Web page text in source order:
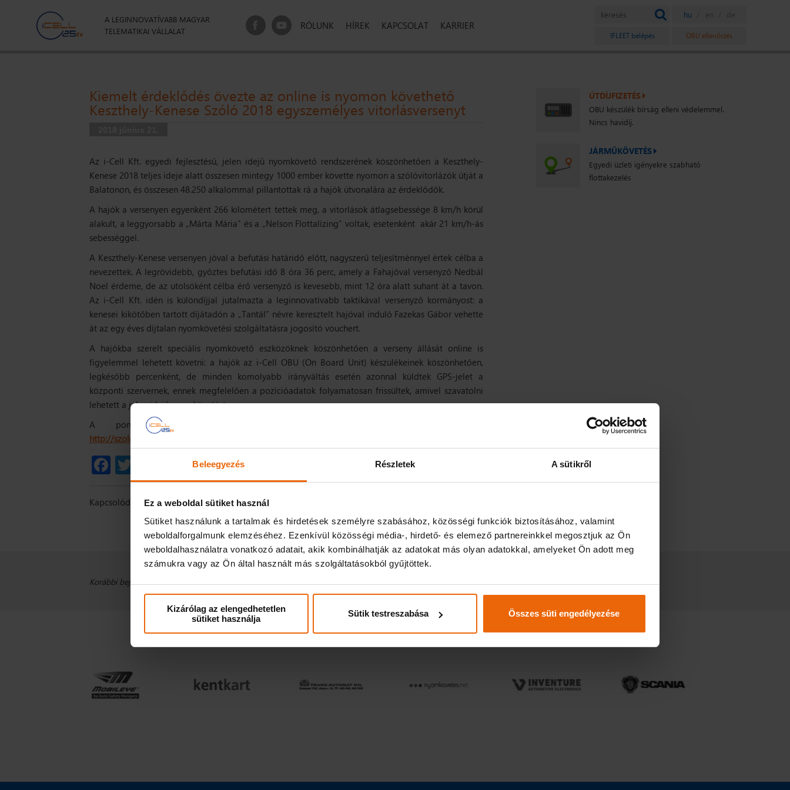
Beleegyezés Részletek A sütikről
Ez a weboldal sütiket használ
Sütiket használunk a tartalmak és hirdetések személyre szabásához, közösségi funkciók biztosításához, valamint
weboldalforgalmunk elemzéséhez. Ezenkívül közösségi média-, hirdető- és elemező partnereinkkel megosztjuk az Ön
weboldalhasználatra vonatkozó adatait, akik kombinálhatják az adatokat más olyan adatokkal, amelyeket Ön adott meg
számukra vagy az Ön által használt más szolgáltatásokból gyűjtöttek.
Kizárólag az elengedhetetlen
sütiket használja
Sütik testreszabása Összes süti engedélyezése
A LEGINNOVATÍVABB MAGYAR
TELEMATIKAI VÁLLALAT
RÓLUNK HÍREK KAPCSOLAT KARRIER
IFLEET belépés OBU ellenőrzés
Kiemelt érdeklődés övezte az online is nyomon követhető
Keszthely-Kenese Szóló 2018 egyszemélyes vitorlásversenyt
Az i-Cell Kft. egyedi fejlesztésű, jelen idejű nyomkövető rendszerének köszönhetően a Keszthely-
Kenese 2018 teljes ideje alatt összesen mintegy 1000 ember követte nyomon a szólóvitorlázók útját a
Balatonon, és összesen 48.250 alkalommal pillantottak rá a hajók útvonalára az érdeklődők.
A hajók a versenyen egyenként 266 kilométert tettek meg, a vitorlások átlagsebessége 8 km/h körül
alakult, a leggyorsabb a „Márta Mária” és a „Nelson Flottalízing” voltak, esetenként akár 21 km/h-ás
sebességgel.
A Keszthely-Kenese versenyen jóval a befutási határidő előtt, nagyszerű teljesítménnyel értek célba a
nevezettek. A legrövidebb, győztes befutási idő 8 óra 36 perc, amely a Fahajóval versenyző Nedbál
Noel érdeme, de az utolsóként célba érő versenyző is kevesebb, mint 12 óra alatt suhant át a tavon.
Az i-Cell Kft. idén is különdíjjal jutalmazta a leginnovatívabb taktikával versenyző kormányost: a
kenesei kikötőben tartott díjátadón a „Tantál” névre keresztelt hajóval induló Fazekas Gábor vehette
át az egy éves díjtalan nyomkövetési szolgáltatásra jogosító vouchert.
A hajókba szerelt speciális nyomkövető eszközöknek köszönhetően a verseny állását online is
figyelemmel lehetett követni: a hajók az i-Cell OBU (On Board Unit) készülékeinek köszönhetően,
legkésőbb percenként, de minden komolyabb irányváltás esetén azonnal küldtek GPS-jelet a
központi szervernek, ennek megfelelően a pozícióadatok folyamatosan frissültek, amivel szavatolni
lehetett a jelen idejű nyomkövetést.
A pontos befutási sorrend és az eseményről készült fotók a
http://szolovitorlazas.hu/2018/06/02/keszthely-kenese-szolo-befuto/
Facebook
meg
Kapcsolódó témakörök: I-FLEET NYOMKÖVETÉS
ÚTDÍJFIZETÉS
OBU készülék bírság elleni védelemmel.
Nincs havidíj.
JÁRMŰKÖVETÉS
Egyedi üzleti igényekre szabható
flottakezelés
Korábbi bejegyzéseink: A testreszabott innováció útján